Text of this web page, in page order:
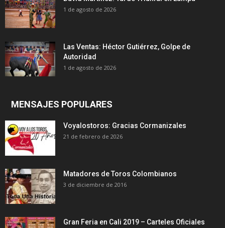
1 de agosto de 2026
Las Ventas: Héctor Gutiérrez, Golpe de
Autoridad
1 de agosto de 2026
MENSAJES POPULARES
Voyalostoros: Gracias Cormanizales
21 de febrero de 2026
Matadores de Toros Colombianos
3 de diciembre de 2016
Gran Feria en Cali 2019 – Carteles Oficiales